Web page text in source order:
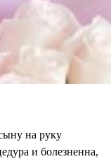
на руку
и болезненна,